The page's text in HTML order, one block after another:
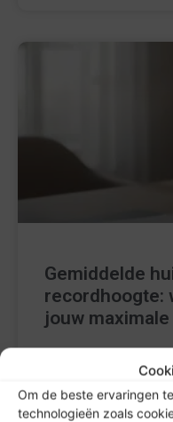
Om de beste ervaringen
technologieën zoals
Gemiddelde
recordhoogte:
jouw
voor jouw maximale
bankprognoses, NHG-